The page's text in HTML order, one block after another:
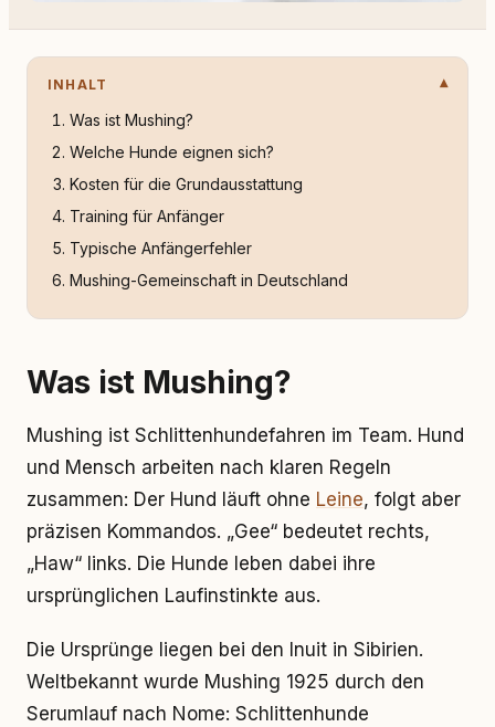
INHALT
Was ist Mushing?
Welche Hunde eignen sich?
Kosten für die Grundausstattung
Training für Anfänger
Typische Anfängerfehler
Mushing-Gemeinschaft in Deutschland
Was ist Mushing?
Mushing ist Schlittenhundefahren im Team. Hund
und Mensch arbeiten nach klaren Regeln
zusammen: Der Hund läuft ohne Leine, folgt aber
präzisen Kommandos. „Gee“ bedeutet rechts,
„Haw“ links. Die Hunde leben dabei ihre
ursprünglichen Laufinstinkte aus.
Die Ursprünge liegen bei den Inuit in Sibirien.
Weltbekannt wurde Mushing 1925 durch den
Serumlauf nach Nome: Schlittenhunde